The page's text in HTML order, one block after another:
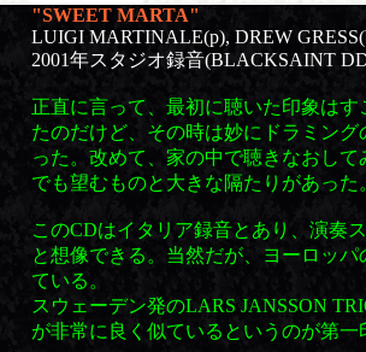
"SWEET MARTA"
LUIGI MARTINALE(p), DREW
2001年スタジオ録音(BLACKSAINT
正直に言って、最初に聴いた印象は
たのだけど、その時は妙にドラミン
った。改めて、家の中で聴きなおし
でも望むものと大きな隔たりがあった
このCDはイタリア録音とあり、演奏
と想像できる。当然だが、ヨーロッ
ている。
スウェーデン発のLARS JANSSON
が非常に良く似ているというのが第一